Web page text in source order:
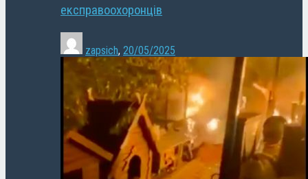
експравоохоронців
zapsich, 20/05/2025